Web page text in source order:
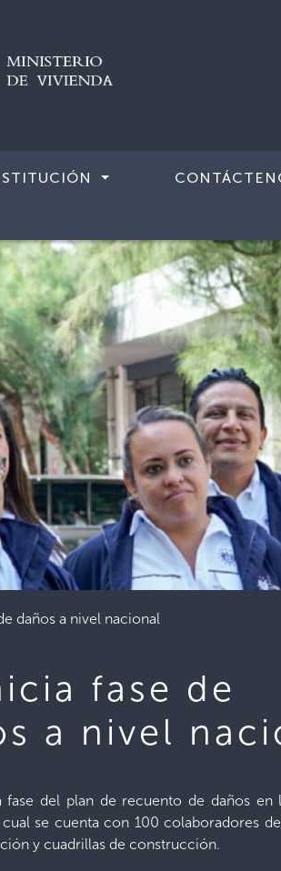
daños a nivel nacional
fase de
a nivel
del plan de recuento de daños en
se cuenta con 100 colaboradores
y cuadrillas de construcción.